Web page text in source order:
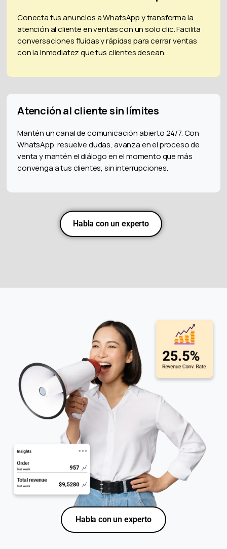
Atención al cliente sin límites
Mantén un canal de comunicación abierto 24/7. Con
WhatsApp, resuelve dudas, avanza en el proceso de
venta y mantén el diálogo en el momento que más
convenga a tus clientes, sin interrupciones.
Conecta tus anuncios a WhatsApp y transforma la
atención al cliente en ventas con un solo clic. Facilita
conversaciones fluidas y rápidas para cerrar ventas
con la inmediatez que tus clientes desean.
Habla con un experto
Habla con un experto